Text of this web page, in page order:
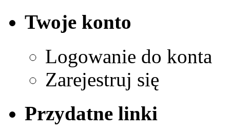
Twoje konto
Logowanie do konta
Zarejestruj się
Przydatne linki